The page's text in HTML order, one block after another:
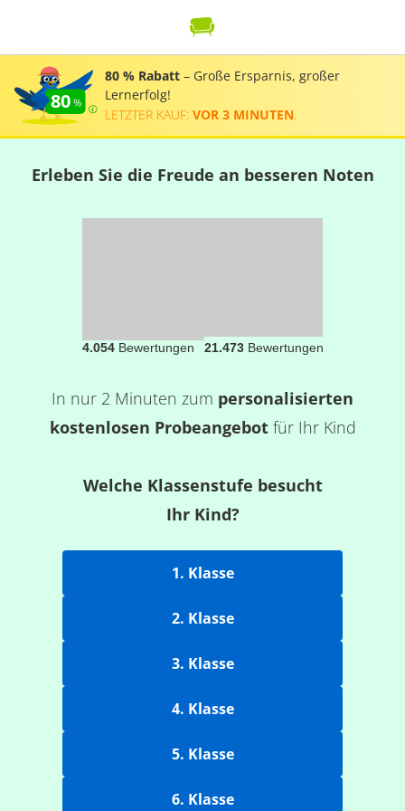
80
80 % Rabatt – Große Ersparnis, großer
Lernerfolg!
LETZTER KAUF: VOR 3 MINUTEN
Erleben Sie die Freude an besseren Noten
4.054Bewertungen 21.473Bewertungen
In nur 2 Minuten zum personalisierten
kostenlosen Probeangebotfür Ihr Kind
Welche Klassenstufe besucht
Ihr Kind?
1. Klasse
2. Klasse
3. Klasse
4. Klasse
5. Klasse
6. Klasse